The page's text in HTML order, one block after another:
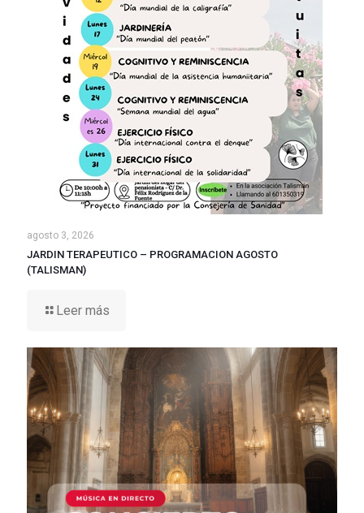
agosto 3, 2026
JARDIN TERAPEUTICO – PROGRAMACION AGOSTO
(TALISMAN)
Leer más